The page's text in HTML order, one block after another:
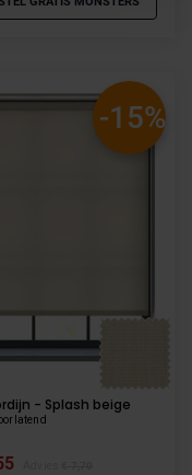
site. Je kunt op
-15%
- Splash beige